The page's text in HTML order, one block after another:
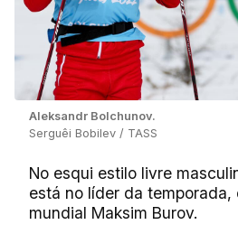
Aleksandr Bolchunov.
Serguêi Bobilev / TASS
No esqui estilo livre
está no líder da temporada,
mundial Maksim Burov.